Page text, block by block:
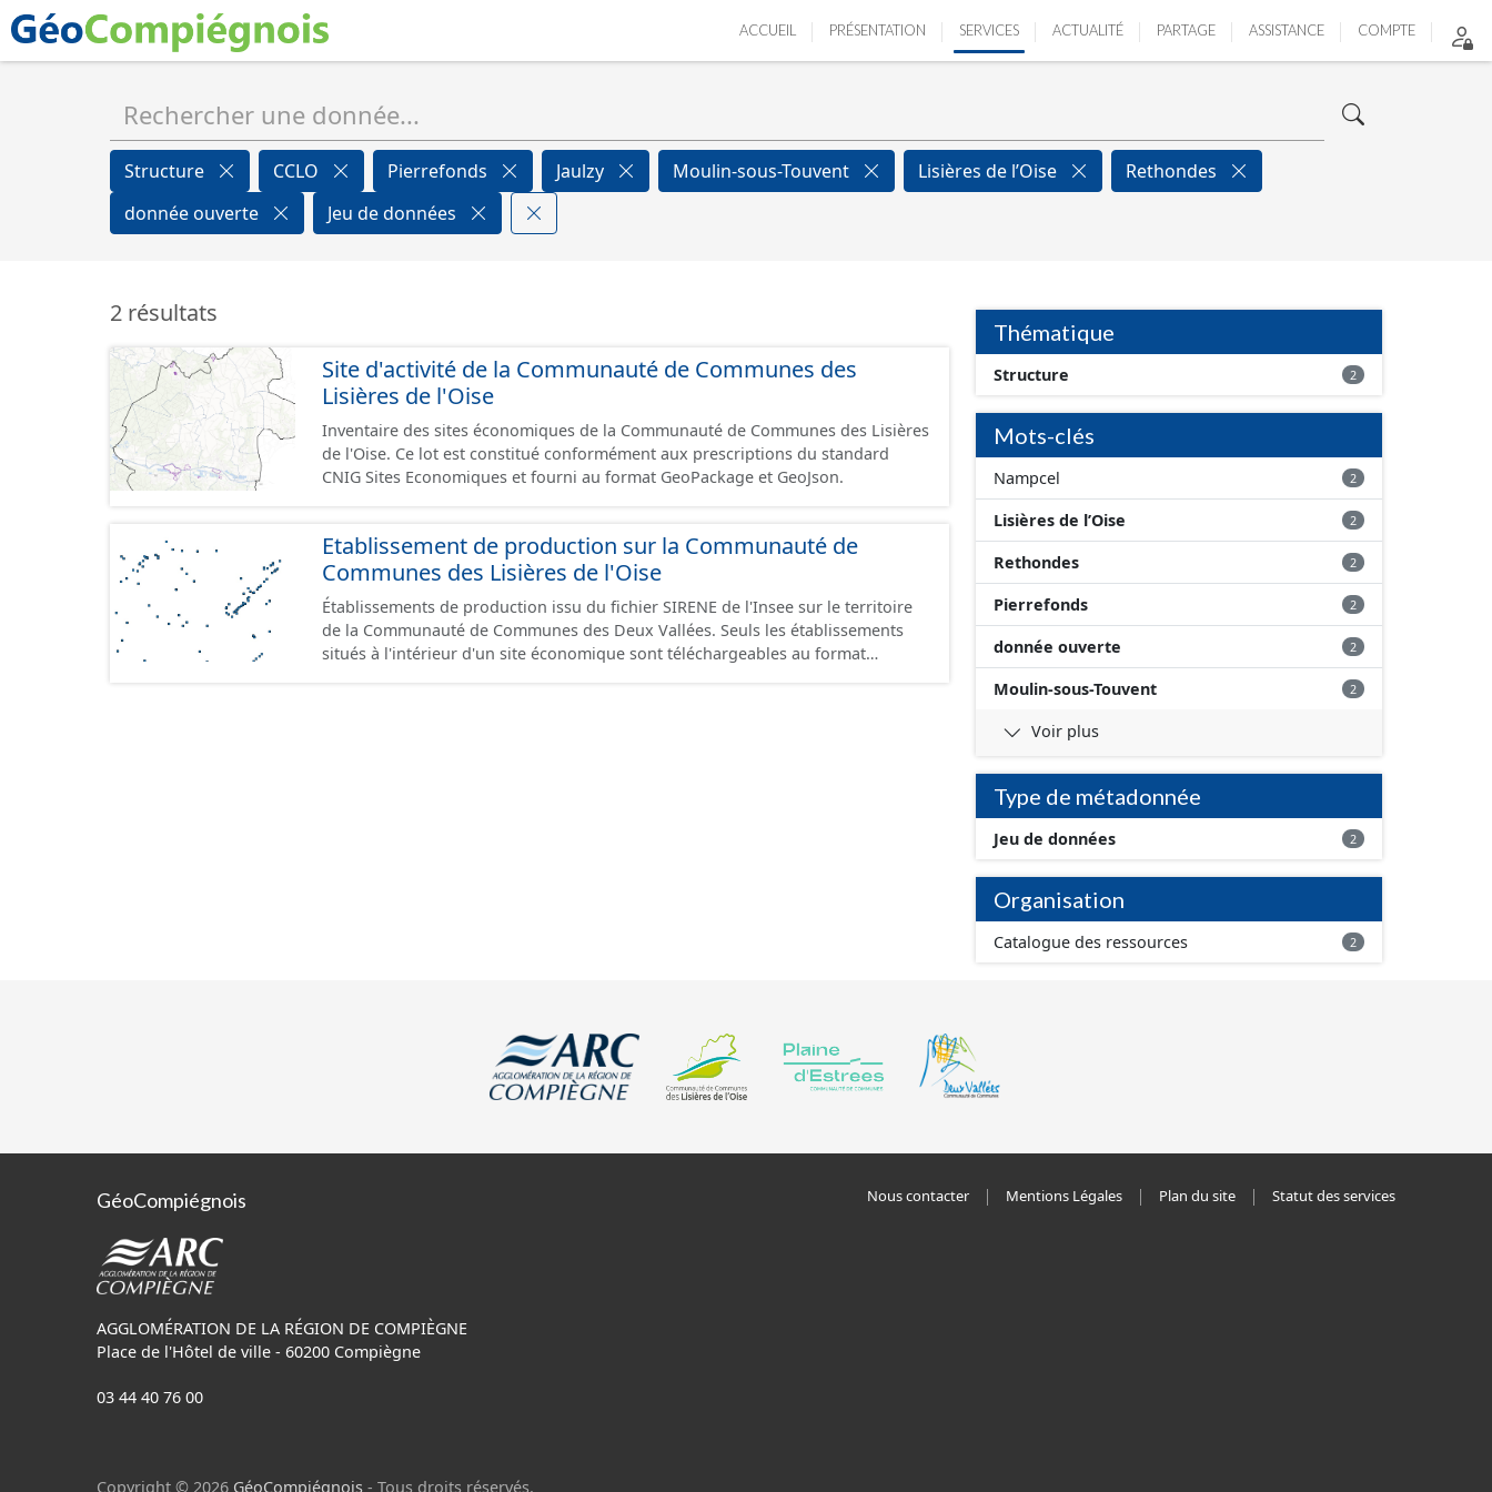
ACCUEIL PRÉSENTATION SERVICES ACTUALITÉ PARTAGE ASSISTANCE COMPTE
Structure CCLO Pierrefonds Jaulzy Moulin-sous-Touvent Lisières de l’Oise
Rethondes
donnée ouverte
Jeu de données
2 résultats
Site d'activité de la Communauté de Communes des
Lisières de l'Oise
Inventaire des sites économiques de la Communauté de Communes des Lisières
de l'Oise. Ce lot est constitué conformément aux prescriptions du standard
CNIG Sites Economiques et fourni au format GeoPackage et GeoJson.
Etablissement de production sur la Communauté de
Communes des Lisières de l'Oise
Établissements de production issu du fichier SIRENE de l'Insee sur le territoire
de la Communauté de Communes des Deux Vallées. Seuls les établissements
situés à l'intérieur d'un site économique sont téléchargeables au format
Thématique
Structure 2
Mots-clés
Nampcel 2
Lisières de l’Oise 2
Rethondes 2
Pierrefonds 2
donnée ouverte 2
Moulin-sous-Touvent 2
Voir plus
Type de métadonnée
Jeu de données 2
Organisation
Catalogue des ressources 2
GéoCompiégnois
AGGLOMÉRATION DE LA RÉGION DE COMPIÈGNE
Place de l'Hôtel de ville - 60200 Compiègne
03 44 40 76 00
Nous contacter Mentions Légales Plan du site Statut des services
Copyright © 2026 GéoCompiégnois - Tous droits réservés.